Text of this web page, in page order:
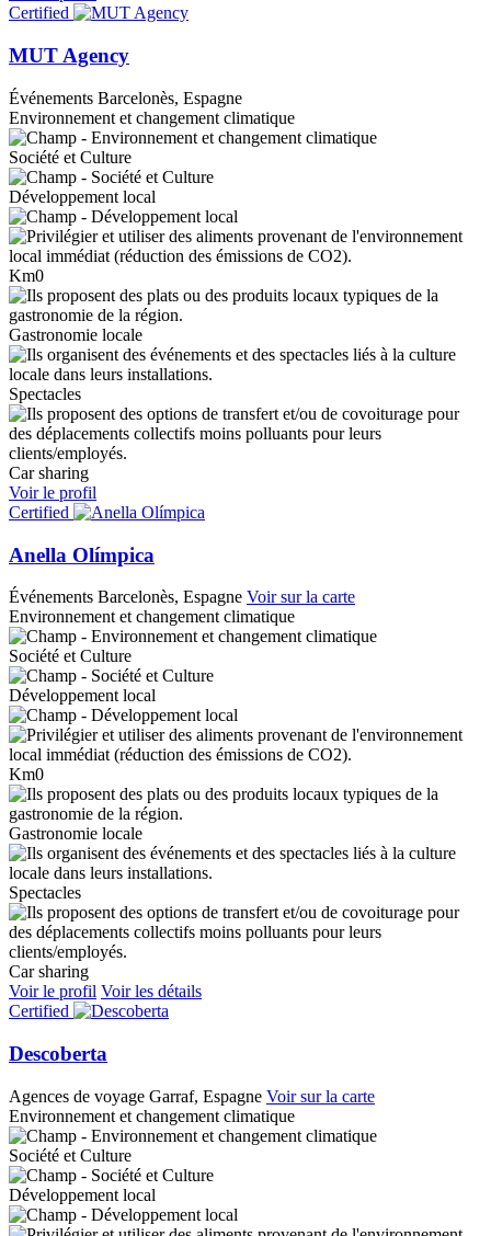
Certified
MUT Agency
Événements Barcelonès, Espagne
Environnement et changement climatique
Société et Culture
Développement local
Km0
Gastronomie locale
Spectacles
Car sharing
Voir le profil
Certified
Anella Olímpica
Événements Barcelonès, Espagne Voir sur la carte
Environnement et changement climatique
Société et Culture
Développement local
Km0
Gastronomie locale
Spectacles
Car sharing
Voir le profil Voir les détails
Certified
Descoberta
Agences de voyage Garraf, Espagne Voir sur la carte
Environnement et changement climatique
Société et Culture
Développement local